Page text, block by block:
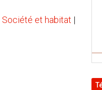
Société et habitat |